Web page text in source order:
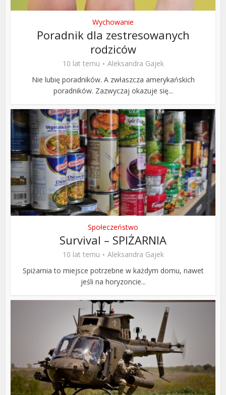
Wychowanie
Poradnik dla zestresowanych
rodziców
10 lat temu
Aleksandra Gajek
Nie lubię poradników. A zwłaszcza amerykańskich
poradników. Zazwyczaj okazuje się...
Społeczeństwo
Survival – SPIŻARNIA
10 lat temu
Aleksandra Gajek
Spiżarnia to miejsce potrzebne w każdym domu, nawet
jeśli na horyzoncie...